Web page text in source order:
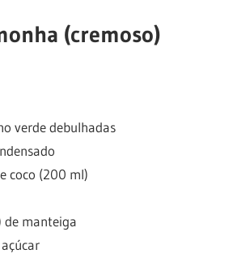
(cremoso)
verde debulhadas
coco (200 ml)
de manteiga